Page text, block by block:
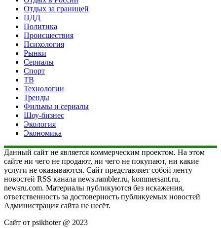
Отдых за границей
ПДД
Политика
Происшествия
Психология
Рынки
Сериалы
Спорт
ТВ
Технологии
Тренды
Фильмы и сериалы
Шоу-бизнес
Экология
Экономика
Данный сайт не является коммерческим проектом. На этом
сайте ни чего не продают, ни чего не покупают, ни какие
услуги не оказываются. Сайт представляет собой ленту
новостей RSS канала news.rambler.ru, kommersant.ru,
newsru.com. Материалы публикуются без искажения,
ответственность за достоверность публикуемых новостей
Администрация сайта не несёт.
Сайт от psikhoter @ 2023